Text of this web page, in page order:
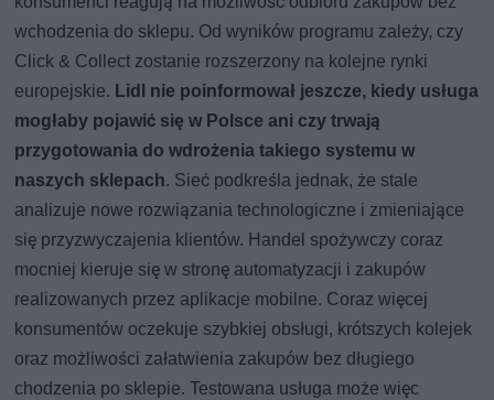
wchodzenia do sklepu. Od wyników programu zależy, czy
Click & Collect zostanie rozszerzony na kolejne rynki
europejskie. Lidl nie poinformował jeszcze, kiedy usługa
mogłaby pojawić się w Polsce ani czy trwają
przygotowania do wdrożenia takiego systemu w
naszych sklepach. Sieć podkreśla jednak, że stale
analizuje nowe rozwiązania technologiczne i zmieniające
się przyzwyczajenia klientów. Handel spożywczy coraz
mocniej kieruje się w stronę automatyzacji i zakupów
realizowanych przez aplikacje mobilne. Coraz więcej
konsumentów oczekuje szybkiej obsługi, krótszych kolejek
oraz możliwości załatwienia zakupów bez długiego
chodzenia po sklepie. Testowana usługa może więc